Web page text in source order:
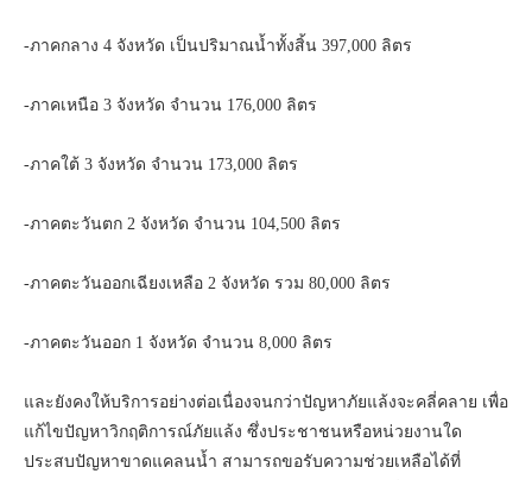
-ภาคกลาง 4 จังหวัด เป็นปริมาณน้ำทั้งสิ้น 397,000 ลิตร
-ภาคเหนือ 3 จังหวัด จำนวน 176,000 ลิตร
-ภาคใต้ 3 จังหวัด จำนวน 173,000 ลิตร
-ภาคตะวันตก 2 จังหวัด จำนวน 104,500 ลิตร
-ภาคตะวันออกเฉียงเหลือ 2 จังหวัด รวม 80,000 ลิตร
-ภาคตะวันออก 1 จังหวัด จำนวน 8,000 ลิตร
และยังคงให้บริการอย่างต่อเนื่องจนกว่าปัญหาภัยแล้งจะคลี่คลาย เพื่อ
แก้ไขปัญหาวิกฤติการณ์ภัยแล้ง ซึ่งประชาชนหรือหน่วยงานใด
ประสบปัญหาขาดแคลนน้ำ สามารถขอรับความช่วยเหลือได้ที่